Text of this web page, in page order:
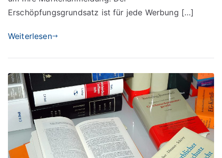
Erschöpfungsgrundsatz ist für jede Werbung […]
Weiterlesen